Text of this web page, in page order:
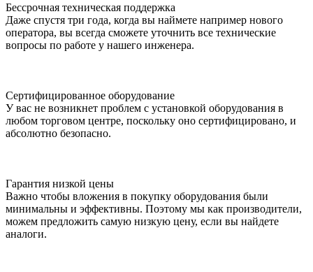
Бессрочная техническая поддержка
Даже спустя три года, когда вы наймете например нового
оператора, вы всегда сможете уточнить все технические
вопросы по работе у нашего инженера.
Сертифицированное оборудование
У вас не возникнет проблем с установкой оборудования в
любом торговом центре, поскольку оно сертифицировано, и
абсолютно безопасно.
Гарантия низкой цены
Важно чтобы вложения в покупку оборудования были
минимальны и эффективны. Поэтому мы как производители,
можем предложить самую низкую цену, если вы найдете
аналоги.